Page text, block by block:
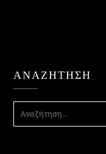
ΑΝΑΖΉΤΗΣΗ
ΓΙΑ: